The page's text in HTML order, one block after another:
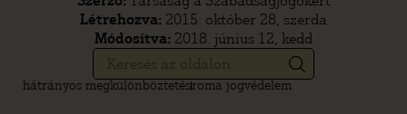
Létrehozva: 2015. október 28, szerda
Módosítva: 2018. június 12, kedd
hátrányos megkülönböztetésroma jogvédelem